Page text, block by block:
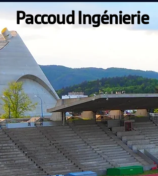
Paccoud Ingénierie